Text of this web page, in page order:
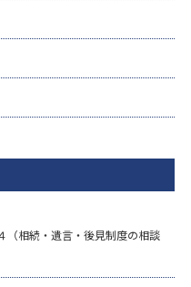
（相続・遺言・後見制度の相談